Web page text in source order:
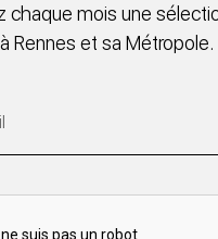
chaque mois une
Rennes et sa Métropole.